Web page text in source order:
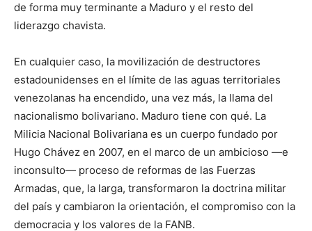
de forma muy terminante a Maduro y el resto del
liderazgo chavista.
En cualquier caso, la movilización de destructores
estadounidenses en el límite de las aguas territoriales
venezolanas ha encendido, una vez más, la llama del
nacionalismo bolivariano. Maduro tiene con qué. La
Milicia Nacional Bolivariana es un cuerpo fundado por
Hugo Chávez en 2007, en el marco de un ambicioso —e
inconsulto— proceso de reformas de las Fuerzas
Armadas, que, la larga, transformaron la doctrina militar
del país y cambiaron la orientación, el compromiso con la
democracia y los valores de la FANB.